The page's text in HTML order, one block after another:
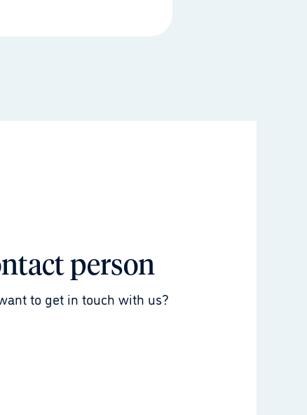
person
to get in touch with us?